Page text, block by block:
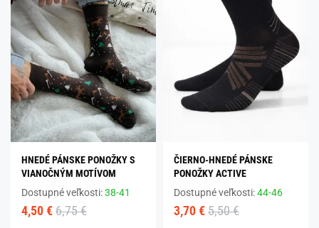
HNEDÉ PÁNSKE PONOŽKY S
VIANOČNÝM MOTÍVOM
Dostupné veľkosti:38-41
4,50 € 6,75 €
ČIERNO-HNEDÉ PÁNSKE
PONOŽKY ACTIVE
Dostupné veľkosti:44-46
3,70 € 5,50 €